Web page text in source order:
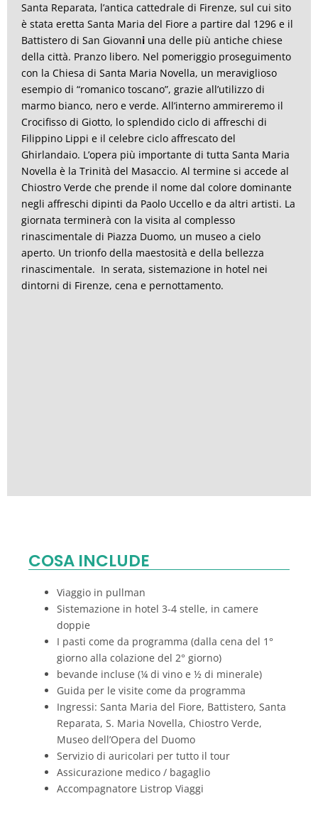
Santa Reparata, l’antica cattedrale di Firenze, sul cui sito
è stata eretta Santa Maria del Fiore a partire dal 1296 e il
Battistero di San Giovanni una delle più antiche chiese
della città. Pranzo libero. Nel pomeriggio proseguimento
con la Chiesa di Santa Maria Novella, un meraviglioso
esempio di “romanico toscano”, grazie all’utilizzo di
marmo bianco, nero e verde. All’interno ammireremo il
Crocifisso di Giotto, lo splendido ciclo di affreschi di
Filippino Lippi e il celebre ciclo affrescato del
Ghirlandaio. L’opera più importante di tutta Santa Maria
Novella è la Trinità del Masaccio. Al termine si accede al
Chiostro Verde che prende il nome dal colore dominante
negli affreschi dipinti da Paolo Uccello e da altri artisti. La
giornata terminerà con la visita al complesso
rinascimentale di Piazza Duomo, un museo a cielo
aperto. Un trionfo della maestosità e della bellezza
rinascimentale. In serata, sistemazione in hotel nei
dintorni di Firenze, cena e pernottamento.
COSA INCLUDE
Viaggio in pullman
Sistemazione in hotel 3-4 stelle, in camere
doppie
I pasti come da programma (dalla cena del 1°
giorno alla colazione del 2° giorno)
bevande incluse (¼ di vino e ½ di minerale)
Guida per le visite come da programma
Ingressi: Santa Maria del Fiore, Battistero, Santa
Reparata, S. Maria Novella, Chiostro Verde,
Museo dell’Opera del Duomo
Servizio di auricolari per tutto il tour
Assicurazione medico / bagaglio
Accompagnatore Listrop Viaggi